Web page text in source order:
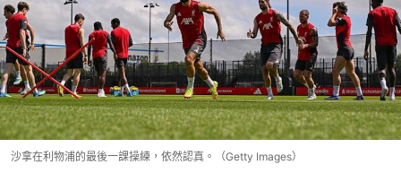
沙拿在利物浦的最後一課操練，依然認真。（Getty Images）